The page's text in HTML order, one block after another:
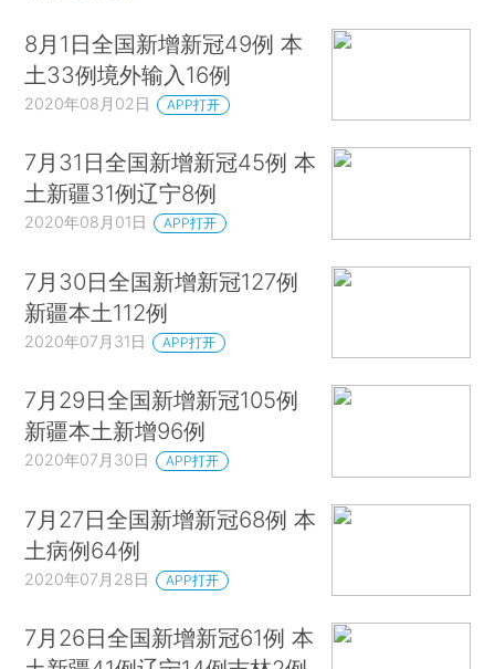
8月1日全国新增新冠49例 本
土33例境外输入16例
2020年08月02日 APP打开
7月31日全国新增新冠45例 本
土新疆31例辽宁8例
2020年08月01日 APP打开
7月30日全国新增新冠127例
新疆本土112例
2020年07月31日 APP打开
7月29日全国新增新冠105例
新疆本土新增96例
2020年07月30日 APP打开
7月27日全国新增新冠68例 本
土病例64例
2020年07月28日 APP打开
7月26日全国新增新冠61例 本